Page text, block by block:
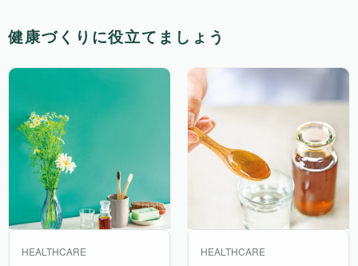
健康づくりに役立てましょう
HEALTHCARE HEALTHCARE